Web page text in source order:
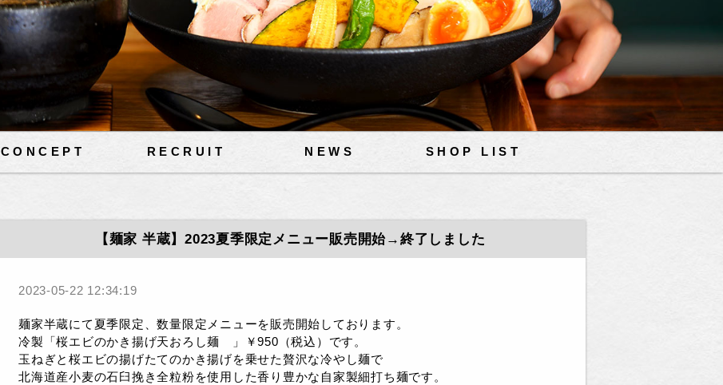
CONCEPT RECRUIT NEWS SHOP LIST
【麺家 半蔵】2023夏季限定メニュー販売開始→終了しました
2023-05-22 12:34:19
麺家半蔵にて夏季限定、数量限定メニューを販売開始しております。
冷製「桜エビのかき揚げ天おろし麺 」￥950（税込）です。
玉ねぎと桜エビの揚げたてのかき揚げを乗せた贅沢な冷やし麺で
北海道産小麦の石臼挽き全粒粉を使用した香り豊かな自家製細打ち麺です。